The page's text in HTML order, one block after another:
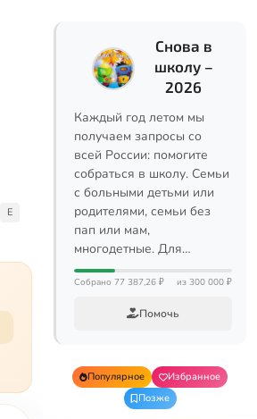
E
Снова в
школу –
2026
Каждый год летом мы
получаем запросы со
всей России: помогите
собраться в школу. Семьи
с больными детьми или
родителями, семьи без
пап или мам,
многодетные. Для…
Собрано 77 387,26 ₽ из 300 000 ₽
Помочь
Популярное
Избранное
Позже